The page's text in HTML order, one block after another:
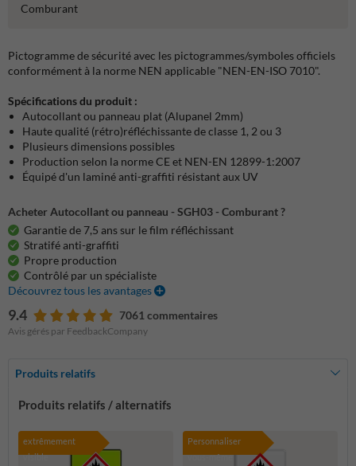
Comburant
Pictogramme de sécurité avec les pictogrammes/symboles officiels
conformément à la norme NEN applicable "NEN-EN-ISO 7010".
Spécifications du produit :
Autocollant ou panneau plat (Alupanel 2mm)
Haute qualité (rétro)réfléchissante de classe 1, 2 ou 3
Plusieurs dimensions possibles
Production selon la norme CE et NEN-EN 12899-1:2007
Équipé d'un laminé anti-graffiti résistant aux UV
Acheter Autocollant ou panneau - SGH03 - Comburant ?
Garantie de 7,5 ans sur le film réfléchissant
Stratifé anti-graffiti
Propre production
Contrôlé par un spécialiste
Découvrez tous les avantages
9.4 7061 commentaires
Avis gérés par FeedbackCompany
Produits relatifs
Produits relatifs / alternatifs
extrêmement
visible
Personnaliser
vous-même